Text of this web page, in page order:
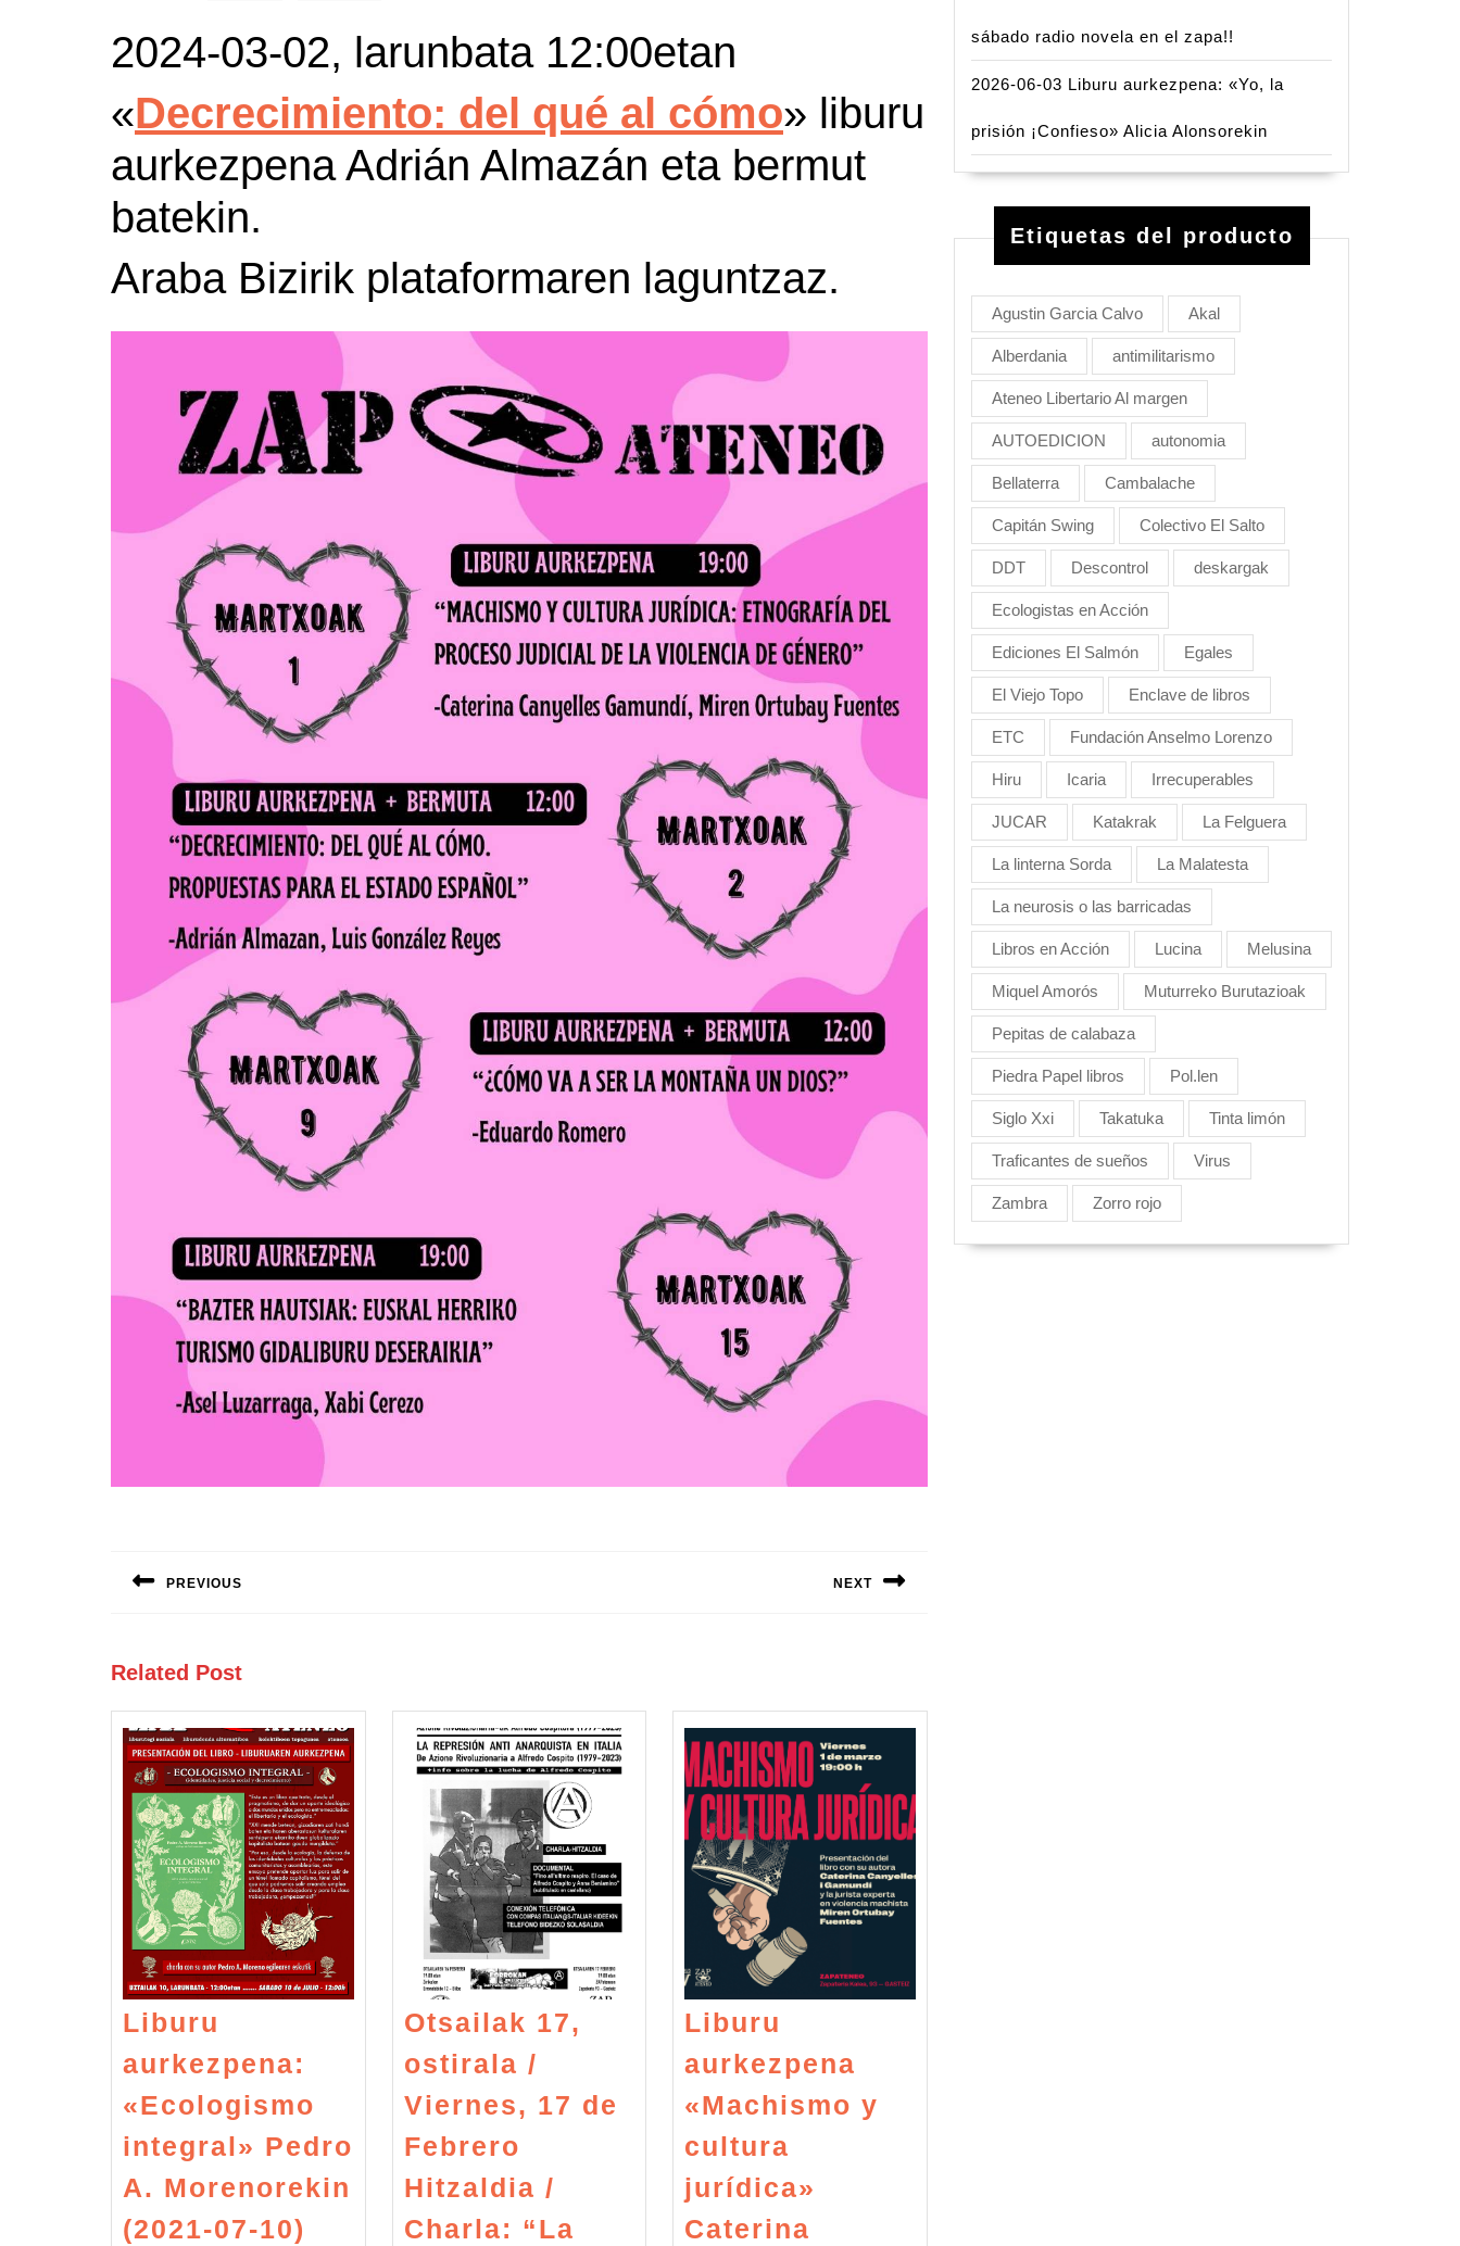
2024-03-02, larunbata 12:00etan
«Decrecimiento: del qué al cómo» liburu
aurkezpena Adrián Almazán eta bermut
batekin.
Araba Bizirik plataformaren laguntzaz.
de
PREVIOUS NEXT
Related Post
Liburu
aurkezpena:
«Ecologismo
integral» Pedro
A. Morenorekin
(2021-07-10)
Otsailak 17,
ostirala /
Viernes, 17 de
Febrero
Hitzaldia /
Charla: “La
Liburu
aurkezpena
«Machismo y
cultura
jurídica»
Caterina
sábado radio novela en el zapa!!
2026-06-03 Liburu aurkezpena: «Yo, la
prisión ¡Confieso» Alicia Alonsorekin
Etiquetas del producto
Agustin Garcia Calvo Akal
Alberdania antimilitarismo
Ateneo Libertario Al margen
AUTOEDICION autonomia
Bellaterra Cambalache
Capitán Swing Colectivo El Salto
DDT Descontrol deskargak
Ecologistas en Acción
Ediciones El Salmón Egales
El Viejo Topo Enclave de libros
ETC Fundación Anselmo Lorenzo
Hiru Icaria Irrecuperables
JUCAR Katakrak La Felguera
La linterna Sorda La Malatesta
La neurosis o las barricadas
Libros en Acción Lucina Melusina
Miquel Amorós Muturreko Burutazioak
Pepitas de calabaza
Piedra Papel libros Pol.len
Siglo Xxi Takatuka Tinta limón
Traficantes de sueños Virus
Zambra Zorro rojo